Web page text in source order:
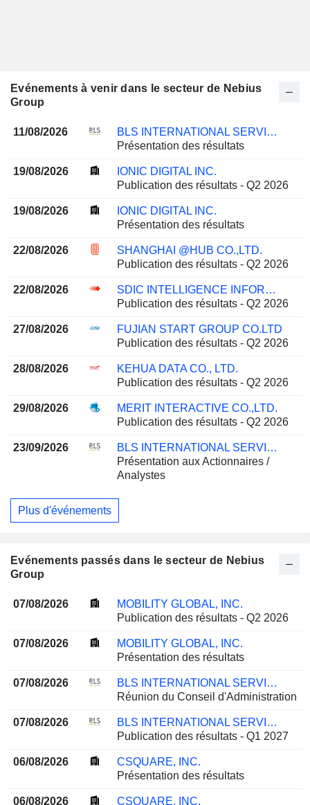
Evénements à venir dans le secteur de Nebius
Group
11/08/2026
BLS INTERNATIONAL SERVICES LIMITED
Présentation des résultats
19/08/2026
IONIC DIGITAL INC.
Publication des résultats - Q2 2026
19/08/2026
IONIC DIGITAL INC.
Présentation des résultats
22/08/2026
SHANGHAI @HUB CO.,LTD.
Publication des résultats - Q2 2026
22/08/2026
SDIC INTELLIGENCE INFORMATION TECHNOLOGY CO., LTD.
Publication des résultats - Q2 2026
27/08/2026
FUJIAN START GROUP CO.LTD
Publication des résultats - Q2 2026
28/08/2026
KEHUA DATA CO., LTD.
Publication des résultats - Q2 2026
29/08/2026
MERIT INTERACTIVE CO.,LTD.
Publication des résultats - Q2 2026
23/09/2026
BLS INTERNATIONAL SERVICES LIMITED
Présentation aux Actionnaires /
Analystes
Plus d'événements
Evénements passés dans le secteur de Nebius
Group
07/08/2026
MOBILITY GLOBAL, INC.
Publication des résultats - Q2 2026
07/08/2026
MOBILITY GLOBAL, INC.
Présentation des résultats
07/08/2026
BLS INTERNATIONAL SERVICES LIMITED
Réunion du Conseil d'Administration
07/08/2026
BLS INTERNATIONAL SERVICES LIMITED
Publication des résultats - Q1 2027
06/08/2026
CSQUARE, INC.
Présentation des résultats
06/08/2026 CSQUARE, INC.